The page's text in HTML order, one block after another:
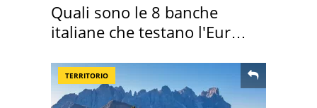
Quali sono le 8 banche
italiane che testano l'Euro
TERRITORIO